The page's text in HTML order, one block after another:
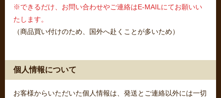
※できるだけ、お問い合わせやご連絡はE-MAILにてお願いい
たします。
（商品買い付けのため、国外へ赴くことが多いため）
個人情報について
お客様からいただいた個人情報は、発送とご連絡以外には一切